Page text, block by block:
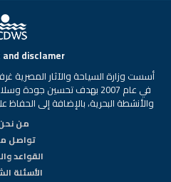
disclamer
أسست وزارة السياحة والآثار المصرية
في عام 2007 بهدف تحسين
والأنشطة البحرية، بالإضافة إلى الحفاظ
من
تواصل
القواعد
الأسئلة